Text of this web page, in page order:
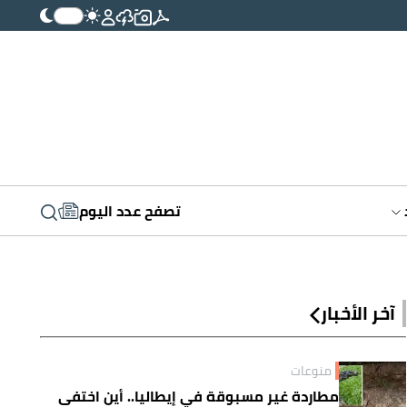
تصفح عدد اليوم
آخر الأخبار
منوعات
مطاردة غير مسبوقة في إيطاليا.. أين اختفى